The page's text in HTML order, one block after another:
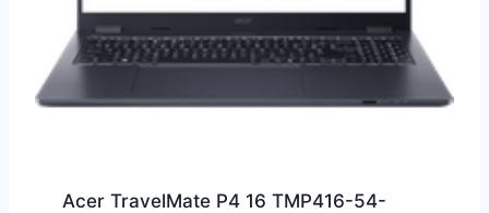
Acer TravelMate P4 16 TMP416-54-